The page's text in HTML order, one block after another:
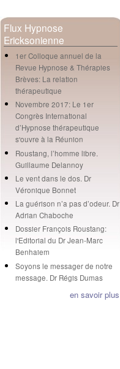
Flux Hypnose
Ericksonienne
1er Colloque annuel de la
Revue Hypnose & Thérapies
Brèves: La relation
thérapeutique
Novembre 2017: Le 1er
Congrès International
d’Hypnose thérapeutique
s'ouvre à la Réunion
Roustang, l’homme libre.
Guillaume Delannoy
Le vent dans le dos. Dr
Véronique Bonnet
La guérison n’a pas d’odeur. Dr
Adrian Chaboche
Dossier François Roustang:
l'Editorial du Dr Jean-Marc
Benhaiem
Soyons le messager de notre
message. Dr Régis Dumas
en savoir plus